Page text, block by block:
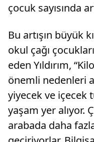
çocuk sayısında
Bu artışın büyük
okul çağı
eden Yıldırım,
önemli nedenleri
yiyecek ve içecek
yaşam yer alıyor.
arabada daha